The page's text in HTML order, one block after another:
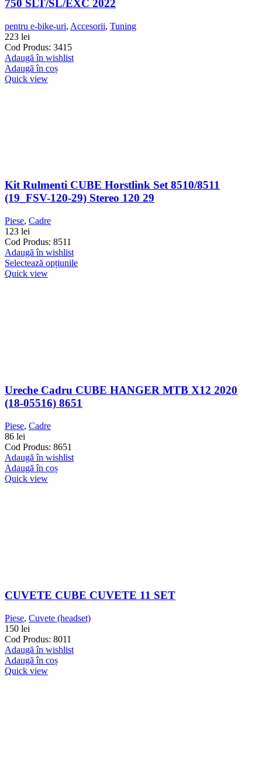
750 SLT/SL/EXC 2022
pentru e-bike-uri, Accesorii, Tuning
223 lei
Cod Produs: 3415
Adaugă în wishlist
Adaugă în coș
Quick view
Kit Rulmenti CUBE Horstlink Set 8510/8511
(19_FSV-120-29) Stereo 120 29
Piese, Cadre
123 lei
Cod Produs: 8511
Adaugă în wishlist
Selectează opțiunile
Quick view
Ureche Cadru CUBE HANGER MTB X12 2020
(18-05516) 8651
Piese, Cadre
86 lei
Cod Produs: 8651
Adaugă în wishlist
Adaugă în coș
Quick view
CUVETE CUBE CUVETE 11 SET
Piese, Cuvete (headset)
150 lei
Cod Produs: 8011
Adaugă în wishlist
Adaugă în coș
Quick view